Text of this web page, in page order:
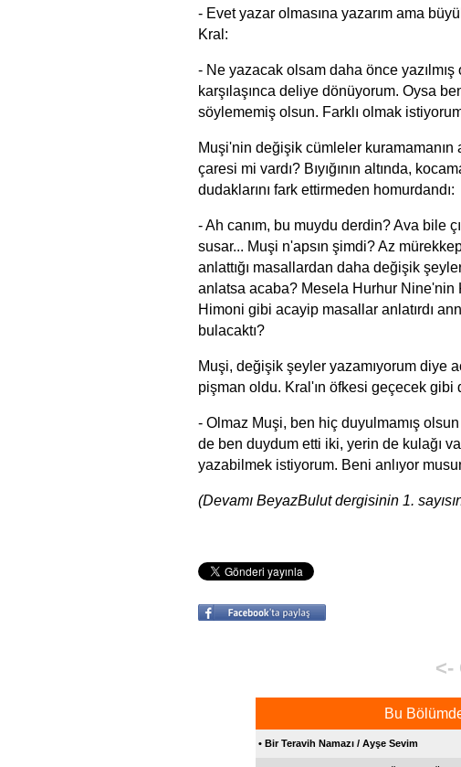
- Evet yazar olmasına yazarım ama
Kral:
- Ne yazacak olsam daha önce
karşılaşınca deliye dönüyorum. Oysa
söylememiş olsun. Farklı olmak
Muşi'nin değişik cümleler kuramamanın
çaresi mi vardı? Bıyığının altında,
dudaklarını fark ettirmeden homurdandı:
- Ah canım, bu muydu derdin? Ava bile
susar... Muşi n'apsın şimdi? Az
anlattığı masallardan daha değişik
anlatsa acaba? Mesela Hurhur Nine'nin
Himoni gibi acayip masallar anlatırdı
bulacaktı?
Muşi, değişik şeyler yazamıyorum diye
pişman oldu. Kral'ın öfkesi geçecek gibi
- Olmaz Muşi, ben hiç duyulmamış
de ben duydum etti iki, yerin de kulağı
yazabilmek istiyorum. Beni anlıyor
(Devamı BeyazBulut dergisinin 1.
<-
Bu
• Bir Teravih Namazı / Ayşe Sevim